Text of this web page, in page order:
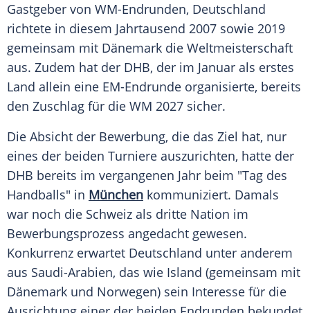
Gastgeber von WM-Endrunden, Deutschland
richtete in diesem Jahrtausend 2007 sowie 2019
gemeinsam mit Dänemark die Weltmeisterschaft
aus. Zudem hat der DHB, der im Januar als erstes
Land allein eine EM-Endrunde organisierte, bereits
den Zuschlag für die WM 2027 sicher.
Die Absicht der Bewerbung, die das Ziel hat, nur
eines der beiden Turniere auszurichten, hatte der
DHB bereits im vergangenen Jahr beim "Tag des
Handballs" in München kommuniziert. Damals
war noch die Schweiz als dritte Nation im
Bewerbungsprozess angedacht gewesen.
Konkurrenz erwartet Deutschland unter anderem
aus Saudi-Arabien, das wie Island (gemeinsam mit
Dänemark und Norwegen) sein Interesse für die